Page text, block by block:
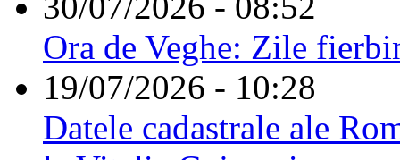
Ora de Veghe: Zile
19/07/2026 - 10:28
Datele cadastrale ale